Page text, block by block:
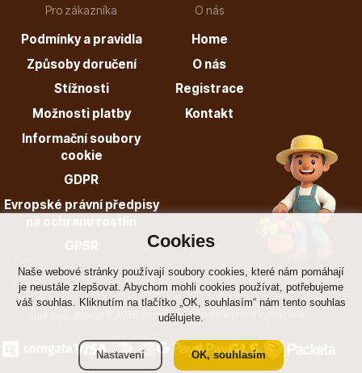
Cookies
Naše webové stránky používají soubory cookies, které nám pomáhají
je neustále zlepšovat. Abychom mohli cookies používat, potřebujeme
váš souhlas. Kliknutím na tlačítko „OK, souhlasím“ nám tento souhlas
udělujete.
Nastavení OK, souhlasím
Listnaté stromy
Bambusy
Pro zákazníka
Podmínky a pravidla
Způsoby doručení
Stížnosti
Možnosti platby
Informační soubory
cookie
GDPR
Evropské právní předpisy
na ochranu rostlin
GPSR
O nás
Home
O nás
Registrace
Kontakt
© 2026 Stromo.cz Všechna práva vyhrazena.